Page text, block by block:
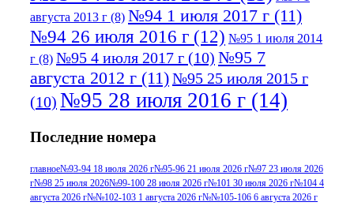
августа 2013 г (8) №94 1 июля 2017 г (11)
№94 26 июля 2016 г (12) №95 1 июля 2014
г (8) №95 4 июля 2017 г (10) №95 7
августа 2012 г (11)№95 25 июля 2015 г
(10) №95 28 июля 2016 г (14)
июля 2017 г(11)№96 9 августа 2012
г(13) №96 28 июля 2015 г(9) №96+97 3
июля 2014 г(10)№96+97 30 июля
Последние номера
главное№93-94 18 июля 2026 г№95-96 21 июля 2026 г№97 23 июля 2026
г№98 25 июля 2026№99-100 28 июля 2026 г№101 30 июля 2026 г№104 4
августа 2026 г№№102-103 1 августа 2026 г№№105-106 6 августа 2026 г